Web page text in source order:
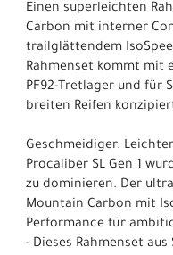
Einen superleichten
Carbon mit interner
trailglättendem
Rahmenset kommt mit
PF92-Tretlager und für
breiten Reifen
Geschmeidiger.
Procaliber SL Gen 1
zu dominieren. Der
Mountain Carbon mit
Performance für
- Dieses Rahmenset